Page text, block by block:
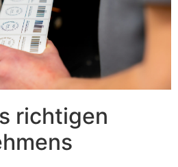
richtigen